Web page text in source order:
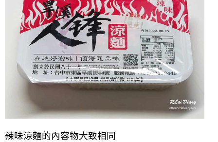
辣味涼麵的內容物大致相同